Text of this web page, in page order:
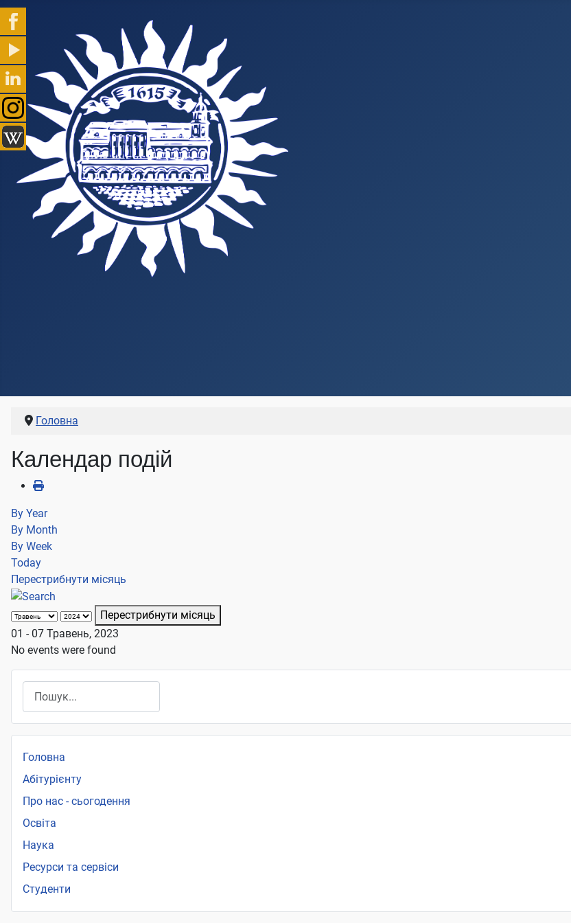
Головна
Календар подій
By Year
By Month
By Week
Today
Перестрибнути місяць
Перестрибнути місяць
01 - 07 Травень, 2023
No events were found
Головна
Абітурієнту
Про нас - сьогодення
Освіта
Наука
Ресурси та сервіси
Студенти